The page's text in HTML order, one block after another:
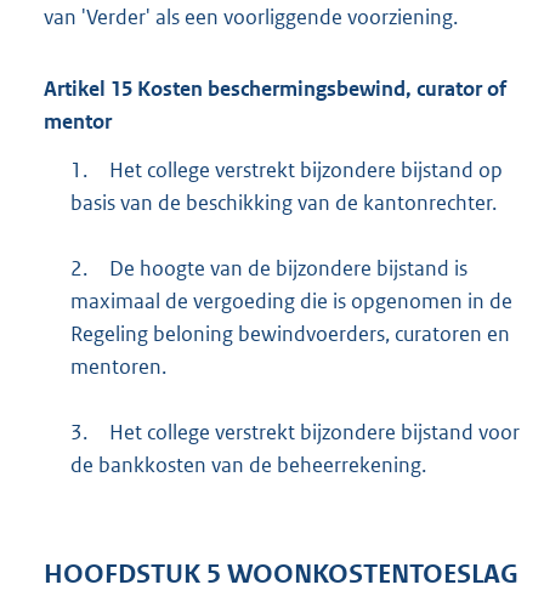
van 'Verder' als een voorliggende voorziening.
Artikel 15 Kosten beschermingsbewind, curator of
mentor
1.
Het college verstrekt bijzondere bijstand op
basis van de beschikking van de kantonrechter.
2.
De hoogte van de bijzondere bijstand is
maximaal de vergoeding die is opgenomen in de
Regeling beloning bewindvoerders, curatoren en
mentoren.
3.
Het college verstrekt bijzondere bijstand voor
de bankkosten van de beheerrekening.
HOOFDSTUK 5 WOONKOSTENTOESLAG